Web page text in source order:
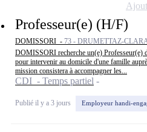
Professeur(e) (H/F)
DOMISSORI - 73 - DRUMETTAZ-
DOMISSORI recherche un(e) Professeur(e)
pour intervenir au domicile d'une famille
mission consistera à accompagner les...
CDI - Temps partiel
Publié il y a 3 jours Employeur handi-